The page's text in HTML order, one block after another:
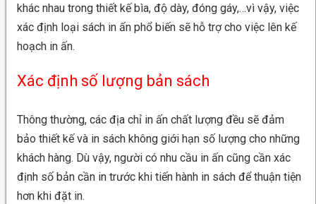
khác nhau trong thiết kế bìa, độ dày, đóng gáy,…vì vậy, việc
xác định loại sách in ấn phổ biến sẽ hỗ trợ cho việc lên kế
hoạch in ấn.
Xác định số lượng bản sách
Thông thường, các địa chỉ in ấn chất lượng đều sẽ đảm
bảo thiết kế và in sách không giới hạn số lượng cho những
khách hàng. Dù vậy, người có nhu cầu in ấn cũng cần xác
định số bản cần in trước khi tiến hành in sách để thuận tiện
hơn khi đặt in.